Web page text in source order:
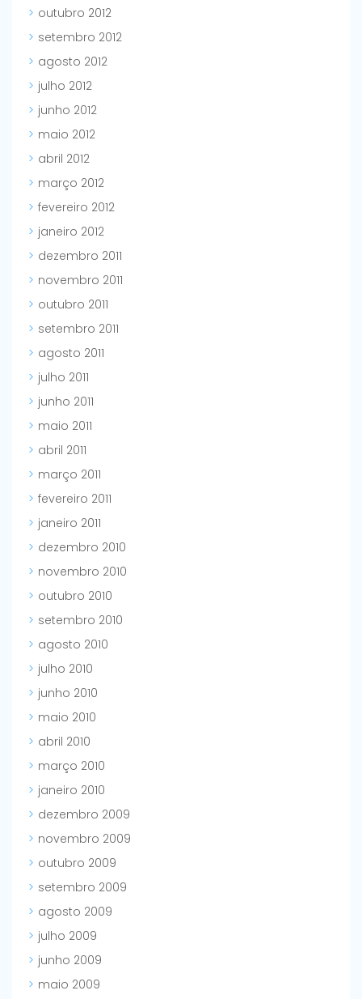
outubro 2012
setembro 2012
agosto 2012
julho 2012
junho 2012
maio 2012
abril 2012
março 2012
fevereiro 2012
janeiro 2012
dezembro 2011
novembro 2011
outubro 2011
setembro 2011
agosto 2011
julho 2011
junho 2011
maio 2011
abril 2011
março 2011
fevereiro 2011
janeiro 2011
dezembro 2010
novembro 2010
outubro 2010
setembro 2010
agosto 2010
julho 2010
junho 2010
maio 2010
abril 2010
março 2010
janeiro 2010
dezembro 2009
novembro 2009
outubro 2009
setembro 2009
agosto 2009
julho 2009
junho 2009
maio 2009